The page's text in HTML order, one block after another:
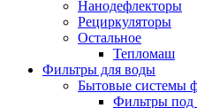
Нанодефлекторы
Рециркуляторы
Остальное
Тепломаш
Фильтры для воды
Бытовые системы
Фильтры